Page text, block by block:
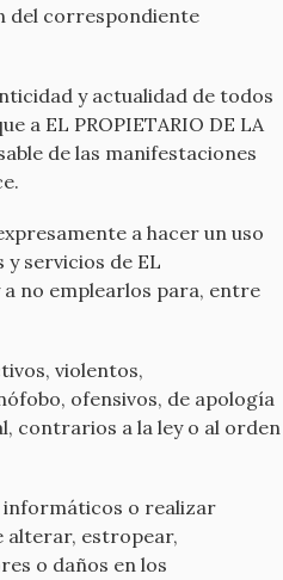
del correspondiente
y actualidad de todos
a EL PROPIETARIO DE LA
de las manifestaciones
a hacer un uso
servicios de EL
a no emplearlos para, entre
violentos,
ofensivos, de apología
contrarios a la ley o al orden
o realizar
alterar, estropear,
o daños en los